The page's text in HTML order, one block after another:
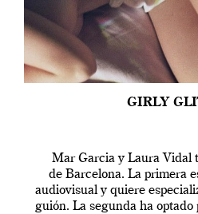
GIRLY
Mar Garcia y Laura Vidal
de Barcelona. La primera
audiovisual y quiere
guión. La segunda ha